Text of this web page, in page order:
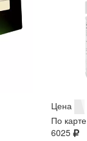
Цена
По карте
6025